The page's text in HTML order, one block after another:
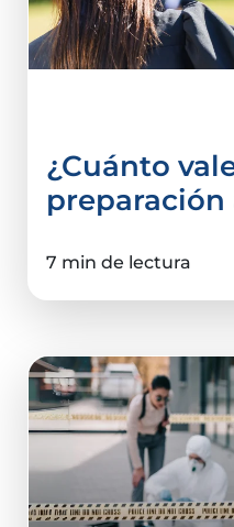
¿Cuánto
preparación
7 min de lectura